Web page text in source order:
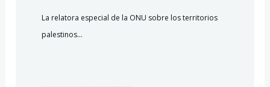
La relatora especial de la ONU sobre los territorios
palestinos…